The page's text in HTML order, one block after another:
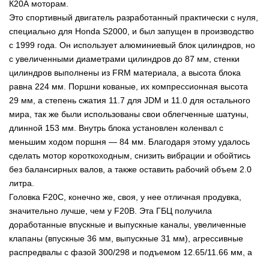
К20А моторам.
Это спортивный двигатель разработанный практически с нуля,
специально для Honda S2000, и был запущен в производство
с 1999 года. Он использует алюминиевый блок цилиндров, но
с увеличенными диаметрами цилиндров до 87 мм, стенки
цилиндров выполнены из FRM материала, а высота блока
равна 224 мм. Поршни кованые, их компрессионная высота
29 мм, а степень сжатия 11.7 для JDM и 11.0 для остального
мира, так же были использованы свои облегченные шатуны,
длинной 153 мм. Внутрь блока установлен коленвал с
меньшим ходом поршня — 84 мм. Благодаря этому удалось
сделать мотор короткоходным, снизить вибрации и обойтись
без балансирных валов, а также оставить рабочий объем 2.0
литра.
Головка F20C, конечно же, своя, у нее отличная продувка,
значительно лучше, чем у F20B. Эта ГБЦ получила
доработанные впускные и выпускные каналы, увеличенные
клапаны (впускные 36 мм, выпускные 31 мм), агрессивные
распредвалы с фазой 300/298 и подъемом 12.65/11.66 мм, а